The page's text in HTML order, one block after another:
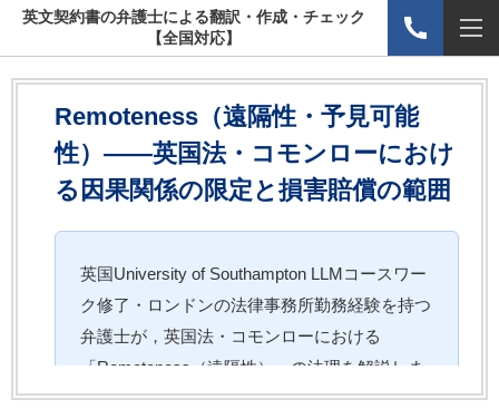
英文契約書の弁護士による翻訳・作成・チェック
【全国対応】
Remoteness（遠隔性・予見可能
性）——英国法・コモンローにおけ
る因果関係の限定と損害賠償の範囲
英国University of Southampton LLMコースワー
ク修了・ロンドンの法律事務所勤務経験を持つ
弁護士が，英国法・コモンローにおける
「Remoteness（遠隔性）」の法理を解説しま
す。損害賠償の範囲を画する重要なルールであ